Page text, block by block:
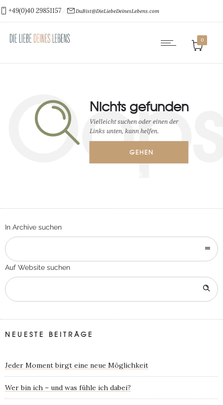
+49(0)40 29851157 DuBist@DieLiebeDeinesLebens.com
0
Nichts gefunden
Vielleicht suchen oder einen der
Links unten, kann helfen.
GEHEN
In Archive suchen
Auf Website suchen
NEUESTE BEITRÄGE
Jeder Moment birgt eine neue Möglichkeit
Wer bin ich – und was fühle ich dabei?